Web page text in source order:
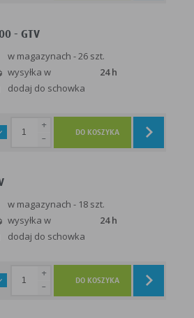
- GTV
w magazynach - 26 szt.
wysyłka w
24 h
dodaj do schowka
-
+
DO KOSZYKA
w magazynach - 18 szt.
wysyłka w
24 h
dodaj do schowka
-
+
DO KOSZYKA